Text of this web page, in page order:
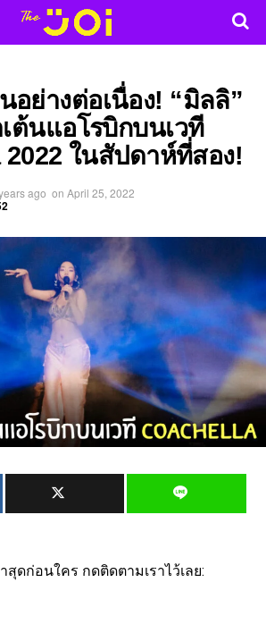
อย่างต่อเนื่อง! “มิลลิ”
ต้นแอโรบิกบนเวที
ในสัปดาห์ที่สอง!
ago on April 25, 2022
ดก่อนใคร กดติดตามเราไว้เลย: